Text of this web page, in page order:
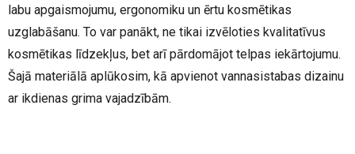
labu apgaismojumu, ergonomiku un ērtu kosmētikas
uzglabāšanu. To var panākt, ne tikai izvēloties kvalitatīvus
kosmētikas līdzekļus, bet arī pārdomājot telpas iekārtojumu.
Šajā materiālā aplūkosim, kā apvienot vannasistabas dizainu
ar ikdienas grima vajadzībām.